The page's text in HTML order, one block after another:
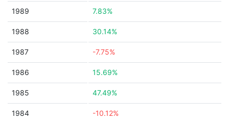
1989 7.83%
1988 30.14%
1987 -7.75%
1986 15.69%
1985 47.49%
1984 -10.12%